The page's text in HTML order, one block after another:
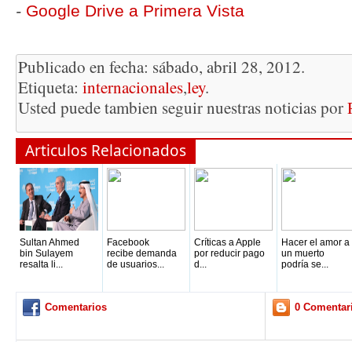
- Google Drive a Primera Vista
Publicado en fecha: sábado, abril 28, 2012.
Etiqueta: internacionales,ley.
Usted puede tambien seguir nuestras noticias por
Articulos Relacionados
Sultan Ahmed
bin Sulayem
resalta li...
Facebook
recibe demanda
de usuarios...
Críticas a Apple
por reducir pago
d...
Hacer el amor a
un muerto
podría se...
Comentarios 0